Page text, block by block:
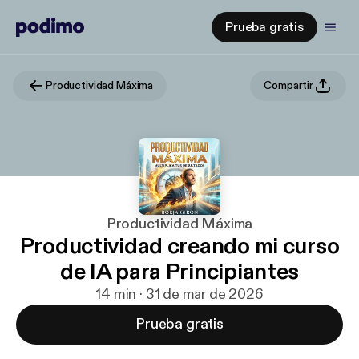
Prueba gratis
Productividad Máxima Compartir
Productividad Máxima
Productividad creando mi curso
de IA para Principiantes
14 min · 31 de mar de 2026
Prueba gratis